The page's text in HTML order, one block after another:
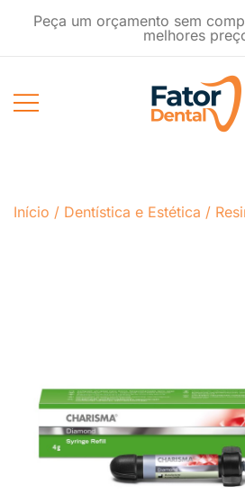
Peça um orçamento sem
melhores
Início / Dentística e Estética /